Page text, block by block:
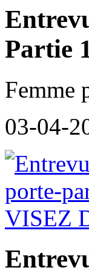
Partie
Femme
03-04-